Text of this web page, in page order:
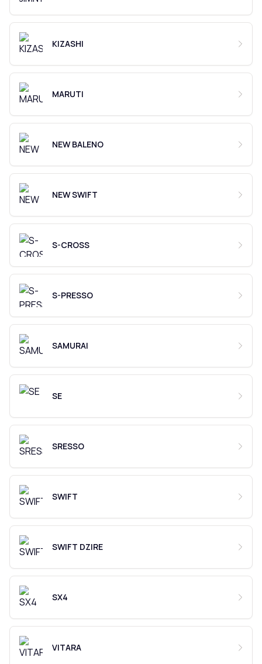
KIZASHI
MARUTI
NEW BALENO
NEW SWIFT
S-CROSS
S-PRESSO
SAMURAI
SE
SRESSO
SWIFT
SWIFT DZIRE
SX4
VITARA